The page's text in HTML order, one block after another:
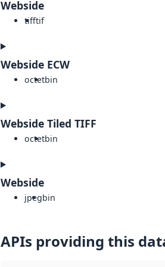
Webside
tifftif
Webside ECW
octetbin
Webside Tiled TIFF
octetbin
Webside
jpegbin
APIs providing this